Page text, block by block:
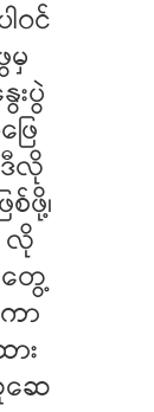
ဝင်
မှ
ပွဲ
ေ
လို
ဖို့၊
လို
တွေ့
ာ
း
ဆေ